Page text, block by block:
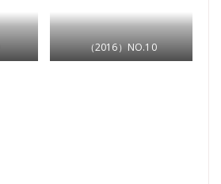
（2016）NO.10